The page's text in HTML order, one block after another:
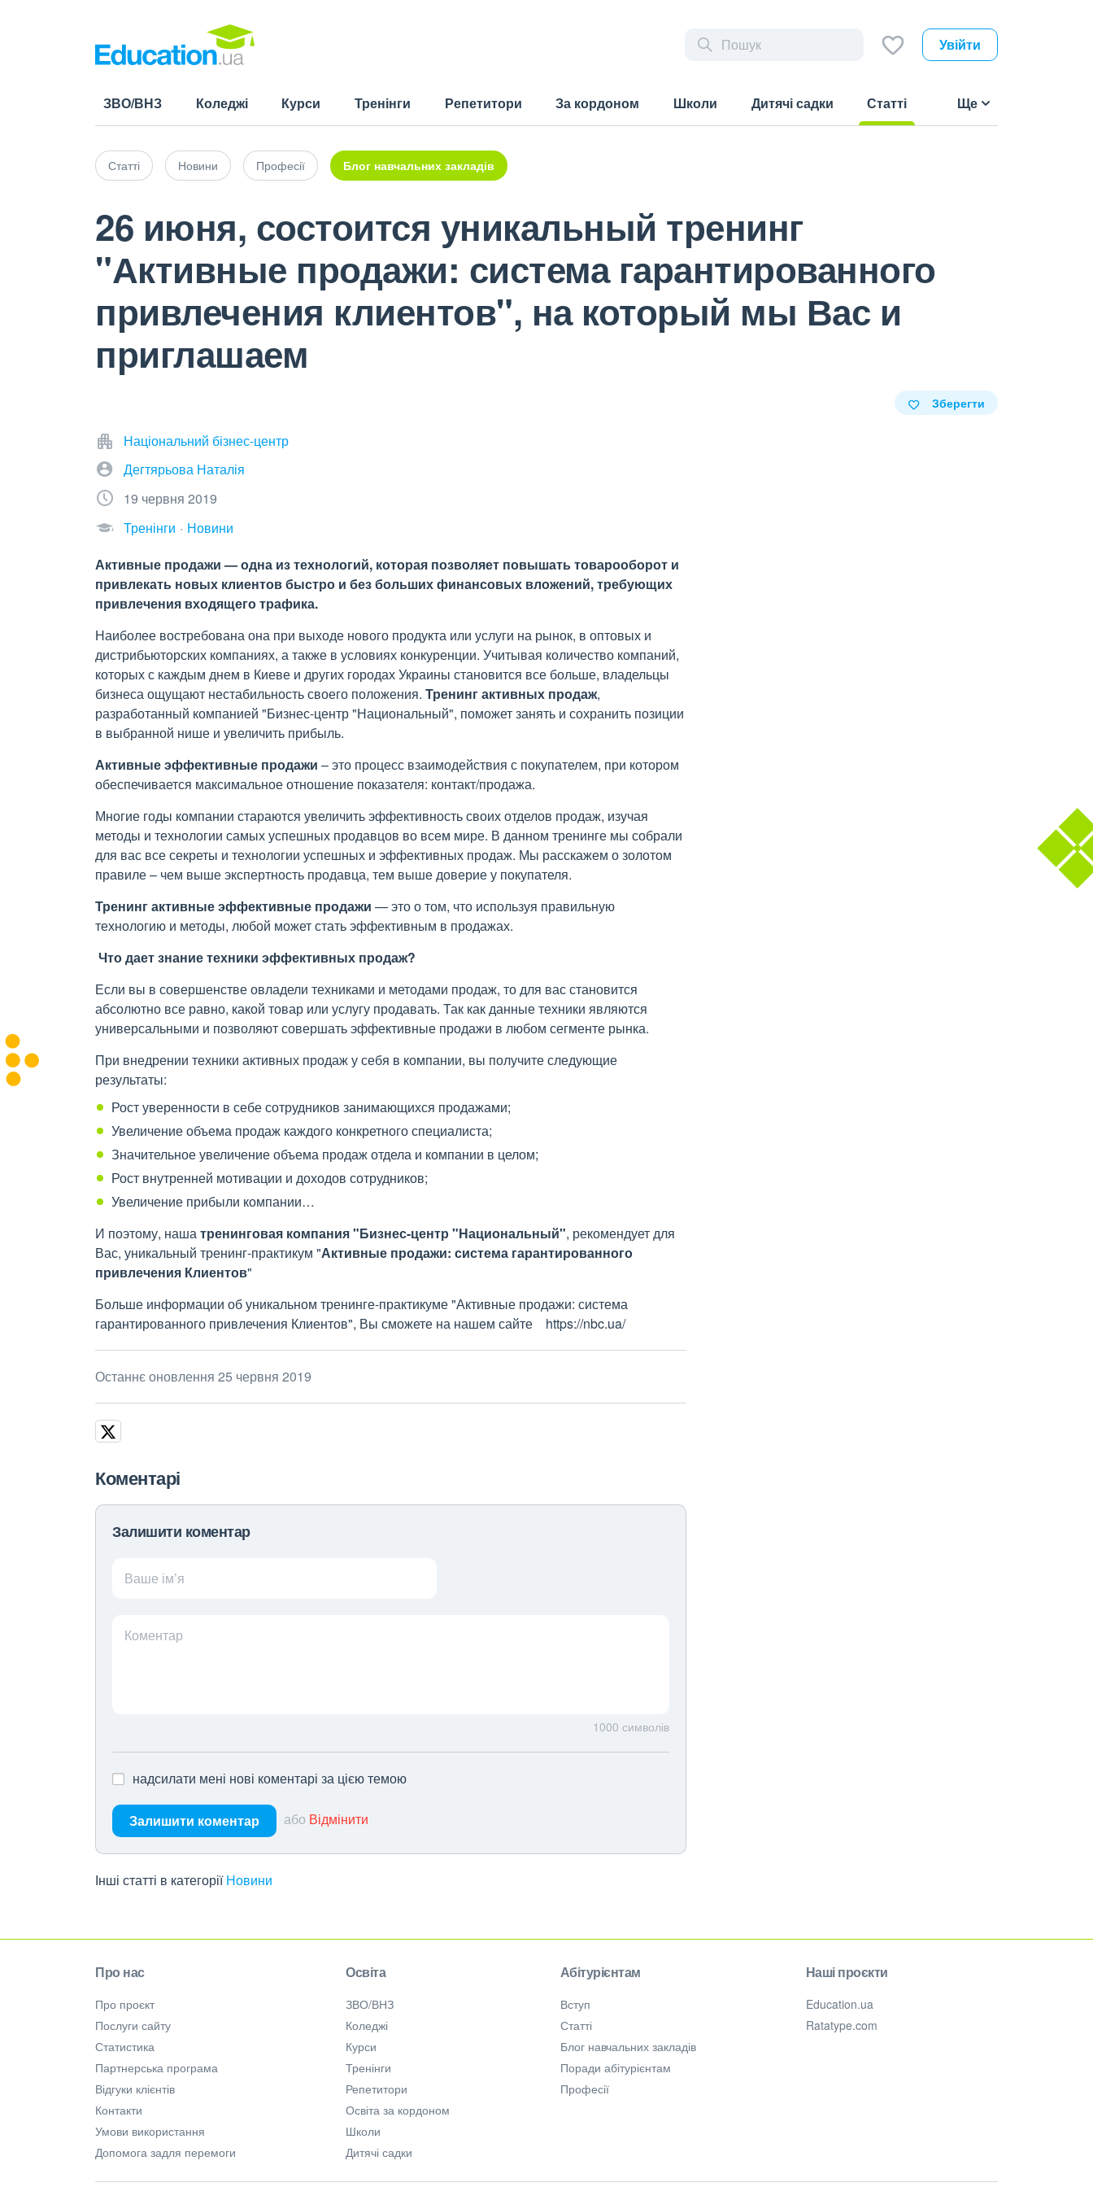
Увійти
ЗВО/ВНЗ Коледжі Курси Тренінги Репетитори За кордоном Школи Дитячі садки
Статті
Ще
Статті Новини Професії Блог навчальних закладів
26 июня, состоится уникальный тренинг
"Активные продажи: система гарантированного
привлечения клиентов", на который мы Вас и
приглашаем
Зберегти
Національний бізнес-центр
Дегтярьова Наталія
19 червня 2019
Тренінги
Новини
Активные продажи — одна из технологий, которая позволяет повышать товарооборот и
привлекать новых клиентов быстро и без больших финансовых вложений, требующих
привлечения входящего трафика.
Наиболее востребована она при выходе нового продукта или услуги на рынок, в оптовых и
дистрибьюторских компаниях, а также в условиях конкуренции. Учитывая количество компаний,
которых с каждым днем в Киеве и других городах Украины становится все больше, владельцы
бизнеса ощущают нестабильность своего положения. Тренинг активных продаж,
разработанный компанией "Бизнес-центр "Национальный", поможет занять и сохранить позиции
в выбранной нише и увеличить прибыль.
Активные эффективные продажи – это процесс взаимодействия с покупателем, при котором
обеспечивается максимальное отношение показателя: контакт/продажа.
Многие годы компании стараются увеличить эффективность своих отделов продаж, изучая
методы и технологии самых успешных продавцов во всем мире. В данном тренинге мы собрали
для вас все секреты и технологии успешных и эффективных продаж. Мы расскажем о золотом
правиле – чем выше экспертность продавца, тем выше доверие у покупателя.
Тренинг активные эффективные продажи — это о том, что используя правильную
технологию и методы, любой может стать эффективным в продажах.
Что дает знание техники эффективных продаж?
Если вы в совершенстве овладели техниками и методами продаж, то для вас становится
абсолютно все равно, какой товар или услугу продавать. Так как данные техники являются
универсальными и позволяют совершать эффективные продажи в любом сегменте рынка.
При внедрении техники активных продаж у себя в компании, вы получите следующие
результаты:
Рост уверенности в себе сотрудников занимающихся продажами;
Увеличение объема продаж каждого конкретного специалиста;
Значительное увеличение объема продаж отдела и компании в целом;
Рост внутренней мотивации и доходов сотрудников;
Увеличение прибыли компании…
И поэтому, нашатренинговая компания "Бизнес-центр "Национальный", рекомендует для
Вас, уникальный тренинг-практикум "Активные продажи: система гарантированного
привлечения Клиентов"
Больше информации об уникальном тренинге-практикуме "Активные продажи: система
гарантированного привлечения Клиентов", Вы сможете на нашем сайте https://nbc.ua/
Останнє оновлення 25 червня 2019
Коментарі
Залишити коментар
Ваше ім’я
Коментар
1000 символів
надсилати мені нові коментарі за цією темою
Залишити коментар або Відмінити
Інші статті в категорії Новини
Про нас
Про проєкт
Послуги сайту
Статистика
Партнерська програма
Відгуки клієнтів
Контакти
Умови використання
Допомога задля перемоги
Освіта
ЗВО/ВНЗ
Коледжі
Курси
Тренінги
Репетитори
Освіта за кордоном
Школи
Дитячі садки
Абітурієнтам
Вступ
Статті
Блог навчальних закладів
Поради абітурієнтам
Професії
Наші проєкти
Education.ua
Ratatype.com